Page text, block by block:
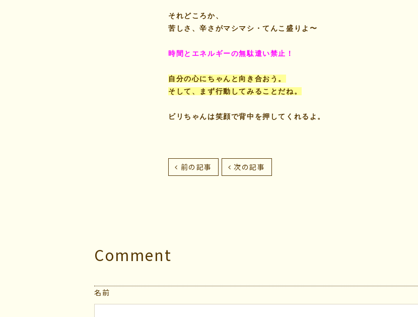
それどころか、
苦しさ、辛さがマシマシ・てんこ盛りよ〜
時間とエネルギーの無駄遣い禁止！
自分の心にちゃんと向き合おう。
そして、まず行動してみることだね。
ビリちゃんは笑顔で背中を押してくれるよ。
前の記事 次の記事
Comment
名前